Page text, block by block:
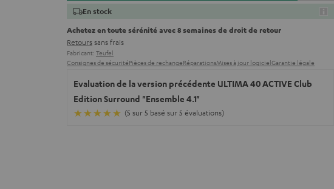
En stock
Achetez en toute sérénité avec 8 semaines de droit de retour
Retourssans frais
Fabricant: Teufel
Consignes de sécuritéPièces de rechangeRéparationsMises à jour logicielGarantie légale
Evaluation de la version précédente ULTIMA 40 ACTIVE Club
Edition Surround "Ensemble 4.1"
(5 sur 5 basé sur 5 évaluations)